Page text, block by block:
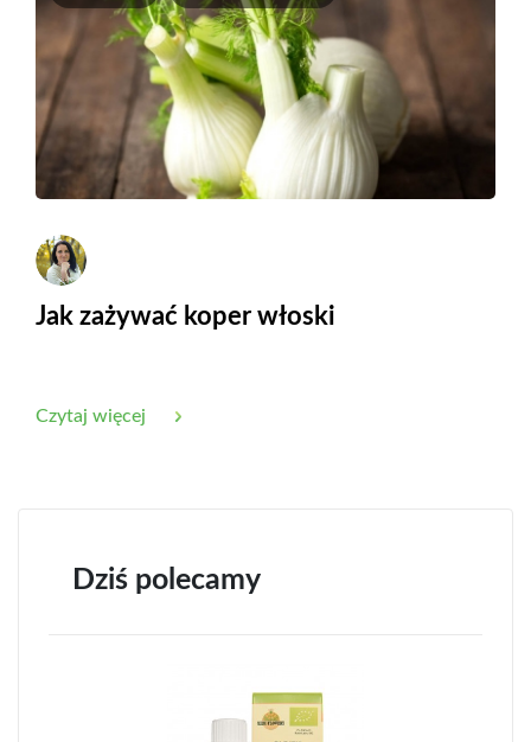
Dziś polecamy
Jak zażywać koper włoski
Czytaj więcej